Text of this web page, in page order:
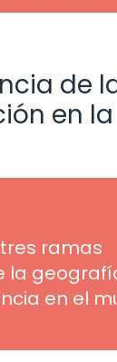
de
en la
ramas
la
en el